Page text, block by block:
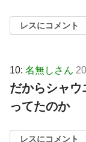
レスにコメント
10: 名無しさん
だからシャ
ってたのか
レスにコメント